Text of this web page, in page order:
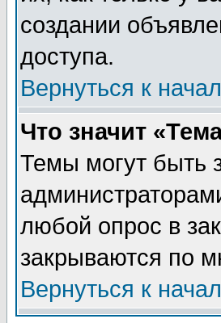
создании
доступа.
Вернуться к
Что значит
Темы могут быть
любой опрос в
закрываются по
Вернуться к